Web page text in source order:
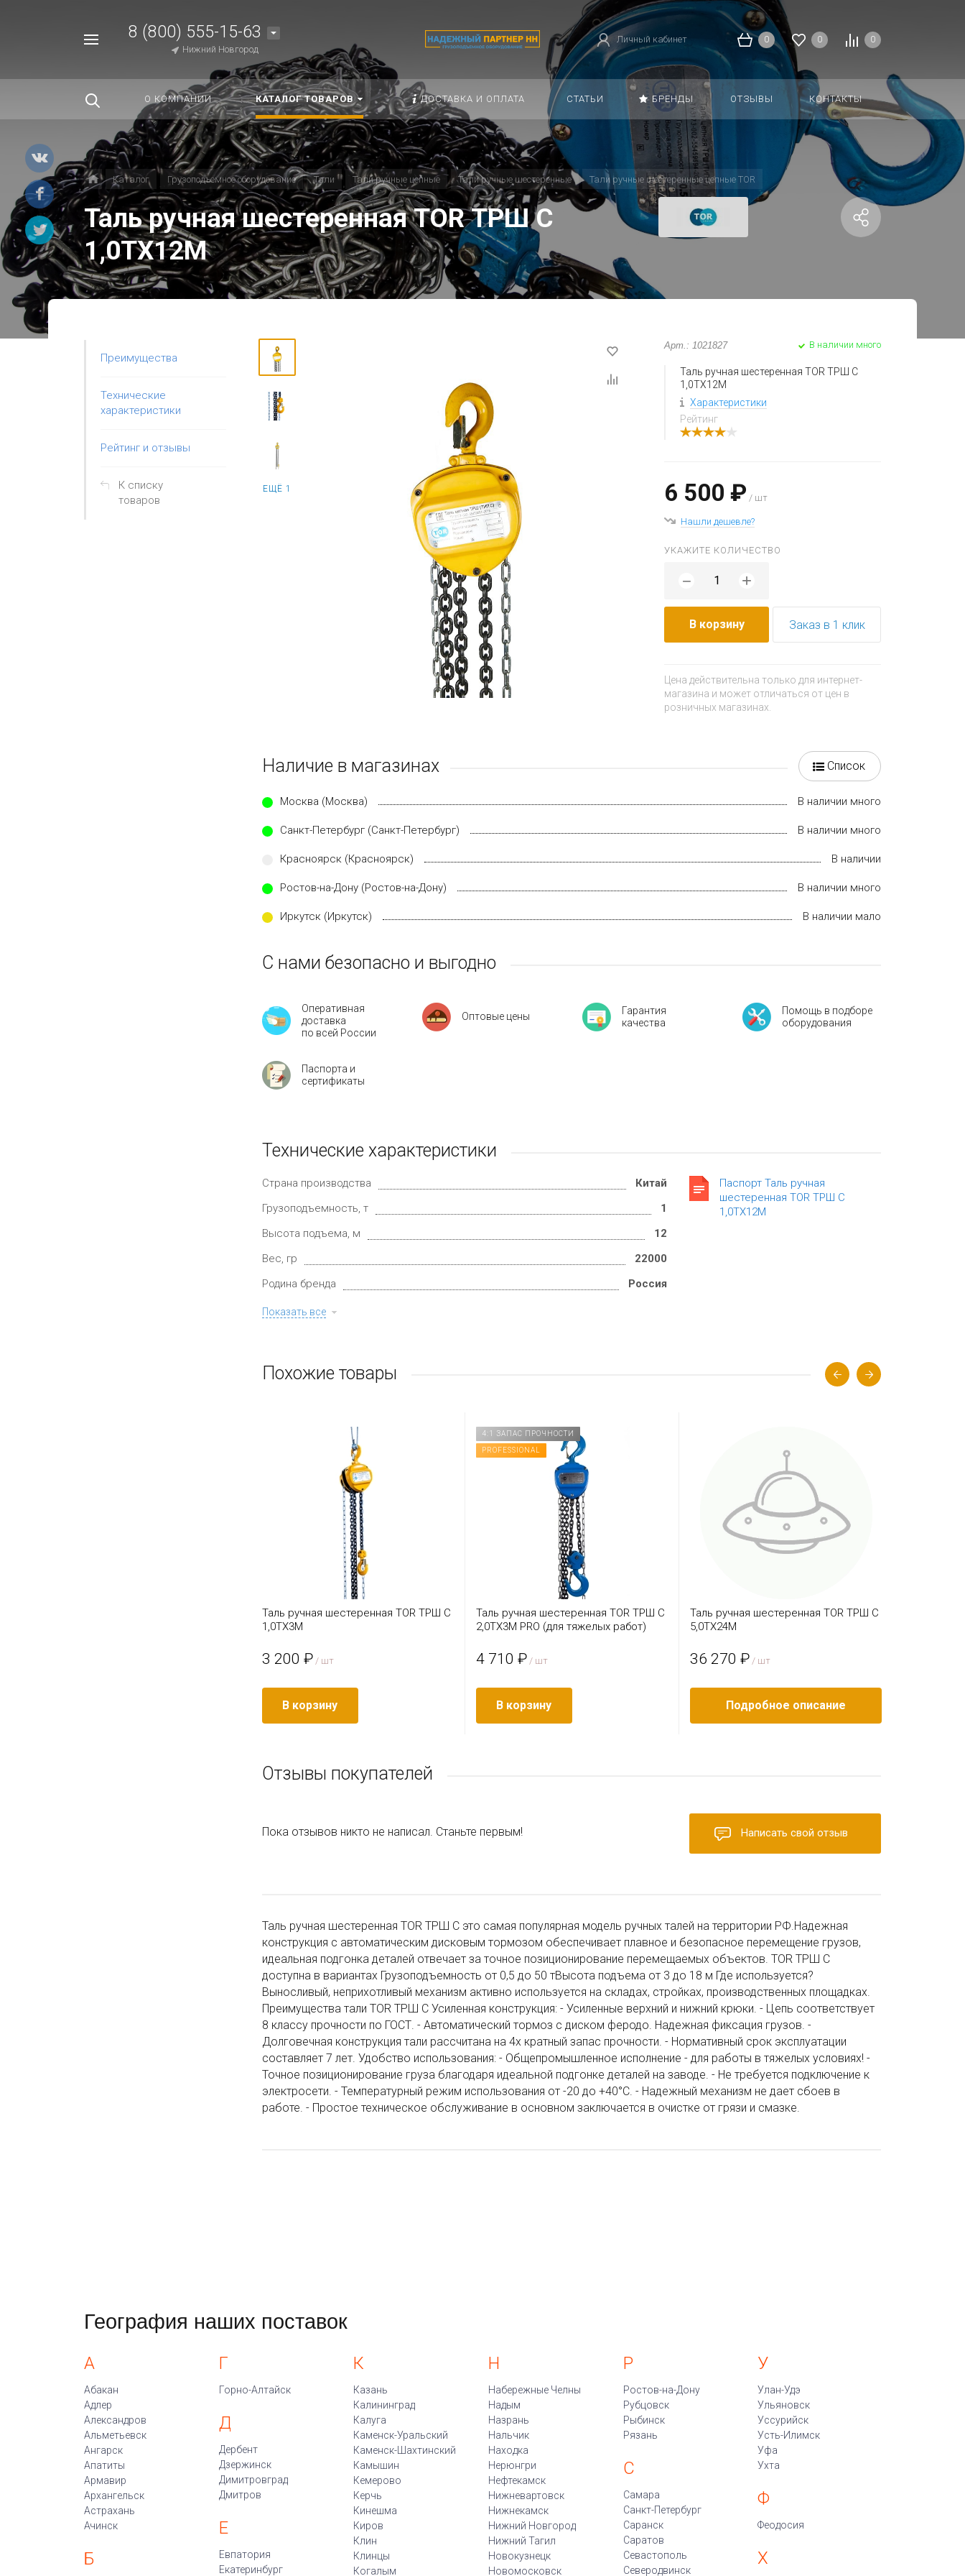
8 (800) 555-15-63
Нижний Новгород
Личный кабинет 0 0 0
О КОМПАНИИ КАТАЛОГ ТОВАРОВ ДОСТАВКА И ОПЛАТА СТАТЬИ БРЕНДЫ ОТЗЫВЫ КОНТАКТЫ
Каталог Грузоподъемное оборудование Тали Тали ручные цепные Тали ручные шестеренные Тали ручные шестеренные цепные TOR
Таль ручная шестеренная TOR ТРШ C
1,0ТХ12М
Преимущества
Технические
характеристики
Рейтинг и отзывы
К списку
товаров
ЕЩЁ 1
Арт.: 1021827 В наличии много
Таль ручная шестеренная TOR ТРШ C
1,0ТХ12М
Характеристики
Рейтинг
6 500 ₽ / шт
Нашли дешевле?
УКАЖИТЕ КОЛИЧЕСТВО
− +
В корзину Заказ в 1 клик
Цена действительна только для интернет-
магазина и может отличаться от цен в
розничных магазинах.
Наличие в магазинах Список
Москва (Москва) В наличии много
Санкт-Петербург (Санкт-Петербург) В наличии много
Красноярск (Красноярск) В наличии
Ростов-на-Дону (Ростов-на-Дону) В наличии много
Иркутск (Иркутск) В наличии мало
С нами безопасно и выгодно
Оперативная
доставка
по всей России
Оптовые цены
Гарантия
качества
Помощь в подборе
оборудования
Паспорта и
сертификаты
Технические характеристики
Страна производства
Китай
Грузоподъемность, т
1
Высота подъема, м
12
Вес, гр
22000
Родина бренда
Россия
Показать все
Паспорт Таль ручная
шестеренная TOR ТРШ C
1,0ТХ12М
Похожие товары
Таль ручная шестеренная TOR ТРШ C
1,0ТХ3М
3 200 ₽ / шт
В корзину
4:1 ЗАПАС ПРОЧНОСТИ
PROFESSIONAL
Таль ручная шестеренная TOR ТРШ C
2,0ТХ3М PRO (для тяжелых работ)
4 710 ₽ / шт
В корзину
Таль ручная шестеренная TOR ТРШ C
5,0ТХ24М
36 270 ₽ / шт
Подробное описание
Отзывы покупателей
Написать свой отзыв
Пока отзывов никто не написал. Станьте первым!
Таль ручная шестеренная TOR ТРШ С это самая популярная модель ручных талей на территории РФ.Надежная
конструкция с автоматическим дисковым тормозом обеспечивает плавное и безопасное перемещение грузов,
идеальная подгонка деталей отвечает за точное позиционирование перемещаемых объектов. TOR ТРШ С
доступна в вариантах Грузоподъемность от 0,5 до 50 тВысота подъема от 3 до 18 м Где используется?
Выносливый, неприхотливый механизм активно используется на складах, стройках, производственных площадках.
Преимущества тали TOR ТРШ C Усиленная конструкция: - Усиленные верхний и нижний крюки. - Цепь соответствует
8 классу прочности по ГОСТ. - Автоматический тормоз с диском феродо. Надежная фиксация грузов. -
Долговечная конструкция тали рассчитана на 4х кратный запас прочности. - Нормативный срок эксплуатации
составляет 7 лет. Удобство использования: - Общепромышленное исполнение - для работы в тяжелых условиях! -
Точное позиционирование груза благодаря идеальной подгонке деталей на заводе. - Не требуется подключение к
электросети. - Температурный режим использования от -20 до +40°C. - Надежный механизм не дает сбоев в
работе. - Простое техническое обслуживание в основном заключается в очистке от грязи и смазке.
География наших поставок
А
Абакан
Адлер
Александров
Альметьевск
Ангарск
Апатиты
Армавир
Архангельск
Астрахань
Ачинск
Б
Г
Горно-Алтайск
Д
Дербент
Дзержинск
Димитровград
Дмитров
Е
Евпатория
Екатеринбург
К
Казань
Калининград
Калуга
Каменск-Уральский
Каменск-Шахтинский
Камышин
Кемерово
Керчь
Кинешма
Киров
Клин
Клинцы
Когалым
Н
Набережные Челны
Надым
Назрань
Нальчик
Находка
Нерюнгри
Нефтекамск
Нижневартовск
Нижнекамск
Нижний Новгород
Нижний Тагил
Новокузнецк
Новомосковск
Р
Ростов-на-Дону
Рубцовск
Рыбинск
Рязань
С
Самара
Санкт-Петербург
Саранск
Саратов
Севастополь
Северодвинск
У
Улан-Удэ
Ульяновск
Уссурийск
Усть-Илимск
Уфа
Ухта
Ф
Феодосия
Х